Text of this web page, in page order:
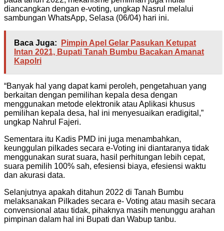
diancangkan dengan e-voting, ungkap Nasrul melalui
sambungan WhatsApp, Selasa (06/04) hari ini.
Baca Juga:
Pimpin Apel Gelar Pasukan Ketupat
Intan 2021, Bupati Tanah Bumbu Bacakan Amanat
Kapolri
“Banyak hal yang dapat kami peroleh, pengetahuan yang
berkaitan dengan pemilihan kepala desa dengan
menggunakan metode elektronik atau Aplikasi khusus
pemilihan kepala desa, hal ini menyesuaikan eradigital,”
ungkap Nahrul Fajeri.
Sementara itu Kadis PMD ini juga menambahkan,
keunggulan pilkades secara e-Voting ini diantaranya tidak
menggunakan surat suara, hasil perhitungan lebih cepat,
suara pemilih 100% sah, efesiensi biaya, efesiensi waktu
dan akurasi data.
Selanjutnya apakah ditahun 2022 di Tanah Bumbu
melaksanakan Pilkades secara e- Voting atau masih secara
convensional atau tidak, pihaknya masih menunggu arahan
pimpinan dalam hal ini Bupati dan Wabup tanbu.